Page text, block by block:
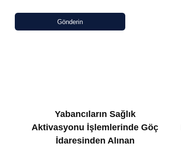
Gönderin
Yabancıların Sağlık
Aktivasyonu İşlemlerinde Göç
İdaresinden Alınan